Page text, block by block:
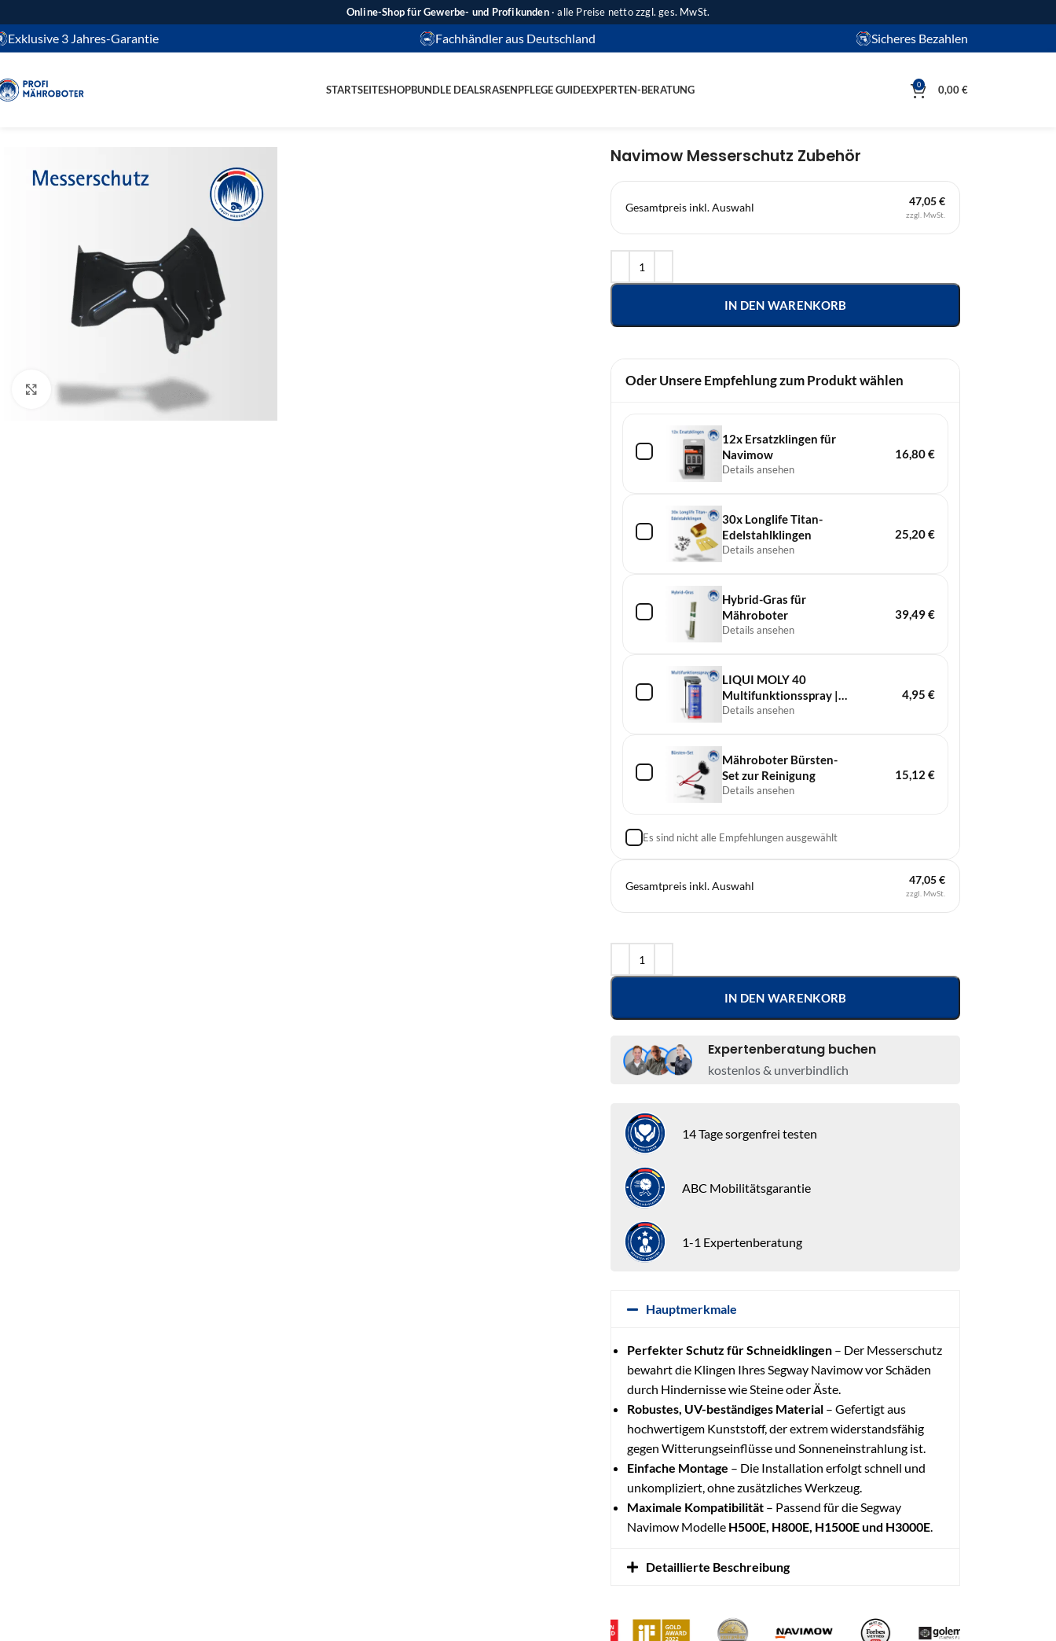
Online-Shop für Gewerbe- und Profikunden· alle Preise netto zzgl. ges. MwSt.
Exklusive 3 Jahres-Garantie Fachhändler aus Deutschland Sicheres Bezahlen
STARTSEITESHOPBUNDLE DEALSRASENPFLEGE GUIDEEXPERTEN-BERATUNG 0 0,00€
Klick zum Vergrößern
Navimow Messerschutz Zubehör
Gesamtpreis inkl. Auswahl 47,05 €
zzgl. MwSt.
IN DEN WARENKORB
Oder Unsere Empfehlung zum Produkt wählen
12x Ersatzklingen für
Navimow
Details ansehen
16,80€
30x Longlife Titan-
Edelstahlklingen
Details ansehen
25,20€
Hybrid-Gras für
Mähroboter
Details ansehen
39,49€
LIQUI MOLY 40
Multifunktionsspray |
200ml | Schmiert,
Details ansehen
4,95 €
Mähroboter Bürsten-
Set zur Reinigung
Details ansehen
15,12 €
Es sind nicht alle Empfehlungen ausgewählt
Gesamtpreis inkl. Auswahl 47,05 €
zzgl. MwSt.
IN DEN WARENKORB
Expertenberatung buchen
kostenlos & unverbindlich
14 Tage sorgenfrei testen
ABC Mobilitätsgarantie
1-1 Expertenberatung
Hauptmerkmale
Perfekter Schutz für Schneidklingen – Der Messerschutz
bewahrt die Klingen Ihres Segway Navimow vor Schäden
durch Hindernisse wie Steine oder Äste.
Robustes, UV-beständiges Material – Gefertigt aus
hochwertigem Kunststoff, der extrem widerstandsfähig
gegen Witterungseinflüsse und Sonneneinstrahlung ist.
Einfache Montage – Die Installation erfolgt schnell und
unkompliziert, ohne zusätzliches Werkzeug.
Maximale Kompatibilität – Passend für die Segway
Navimow Modelle H500E, H800E, H1500E und H3000E.
Detaillierte Beschreibung